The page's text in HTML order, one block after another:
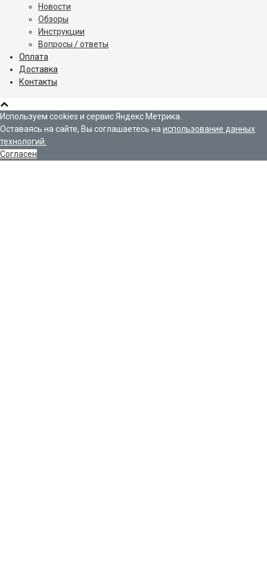
Новости
Обзоры
Инструкции
Вопросы / ответы
Оплата
Доставка
Контакты
Используем cookies и сервис Яндекс Метрика.
Оставаясь на сайте, Вы соглашаетесь на использование данных
технологий.
Согласен